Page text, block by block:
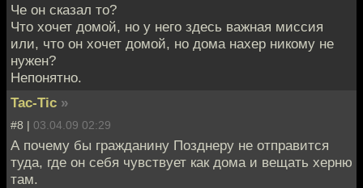
Че он сказал то?
Что хочет домой, но у него здесь важная миссия
или, что он хочет домой, но дома нахер никому не
нужен?
Непонятно.
Tac-Tic »
#8 | 03.04.09 02:29
А почему бы гражданину Позднеру не отправится
туда, где он себя чувствует как дома и вещать херню
там.